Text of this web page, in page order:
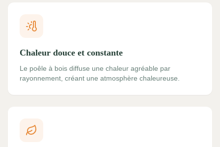
Chaleur douce et constante
Le poêle à bois diffuse une chaleur agréable par
rayonnement, créant une atmosphère chaleureuse.